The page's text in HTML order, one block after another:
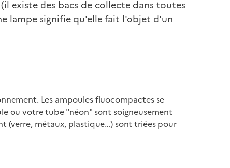
existe des bacs de collecte dans toutes
lampe signifie qu'elle fait l'objet d'un
Les ampoules fluocompactes se
ou votre tube "néon" sont soigneusement
(verre, métaux, plastique…) sont triées pour